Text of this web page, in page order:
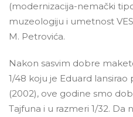
(modernizacija-nemački
muzeologiju i umetnost
M. Petrovića.
Nakon sasvim dobre
1/48 koju je Eduard
(2002), ove godine smo
Tajfuna i u razmeri 1/32.